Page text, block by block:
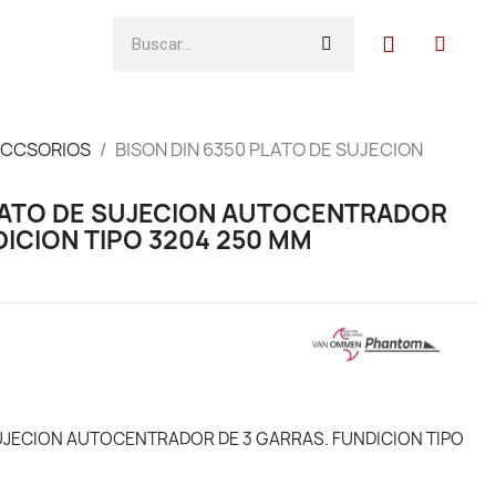
BISON DIN 6350 PLATO DE SUJECION
DE SUJECION AUTOCENTRADOR
TIPO 3204 250 MM
AUTOCENTRADOR DE 3 GARRAS. FUNDICION TIPO